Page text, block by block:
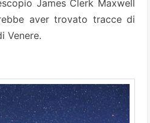
James Clerk Maxwell
aver trovato tracce di
Venere.